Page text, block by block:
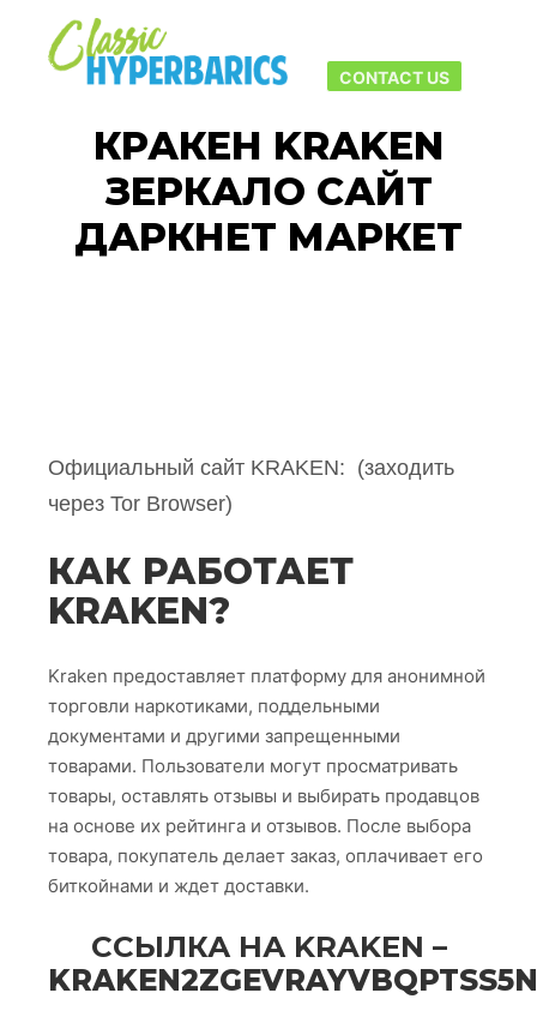
CONTACT US
КРАКЕН KRAKEN
ЗЕРКАЛО САЙТ
ДАРКНЕТ МАРКЕТ
Официальный сайт KRAKEN: (заходить
через Tor Browser)
КАК РАБОТАЕТ
KRAKEN?
Kraken предоставляет платформу для анонимной
торговли наркотиками, поддельными
документами и другими запрещенными
товарами. Пользователи могут просматривать
товары, оставлять отзывы и выбирать продавцов
на основе их рейтинга и отзывов. После выбора
товара, покупатель делает заказ, оплачивает его
биткойнами и ждет доставки.
CСЫЛКА НА KRAKEN –